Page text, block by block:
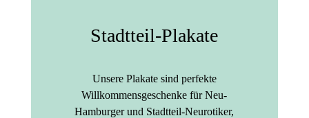
Stadtteil-Plakate
Unsere Plakate sind perfekte
Willkommensgeschenke für Neu-
Hamburger und Stadtteil-Neurotiker,